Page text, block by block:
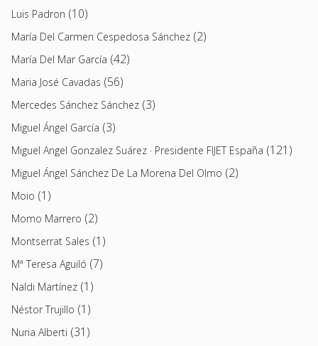
Luis Padron (10)
María Del Carmen Cespedosa Sánchez (2)
María Del Mar García (42)
Maria José Cavadas (56)
Mercedes Sánchez Sánchez (3)
Miguel Ángel García (3)
Miguel Angel Gonzalez Suárez · Presidente FIJET España (121)
Miguel Ángel Sánchez De La Morena Del Olmo (2)
Moio (1)
Momo Marrero (2)
Montserrat Sales (1)
Mª Teresa Aguiló (7)
Naldi Martínez (1)
Néstor Trujillo (1)
Nuria Alberti (31)